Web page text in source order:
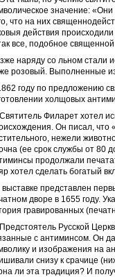
значение:
что на них
действия
все, подобное
наряду со льном стали
розовый. Выполненные
году по предложению
холщовых
Филарет хотел
Он писал, что
нежели
(ее срок службы от 80
продолжали
хотел сделать богатый
выставке представлен
дворе в 1655 году.
гравированных
Русской
с антиминсом. Он
и изображения на
снизу к срачице
ли эта традиция? И